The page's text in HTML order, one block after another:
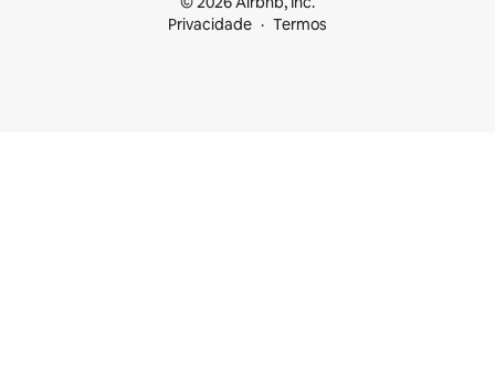
Privacidade
Termos